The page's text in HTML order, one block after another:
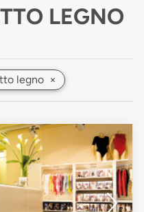
LEGNO
legno ×